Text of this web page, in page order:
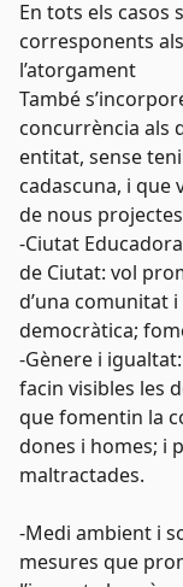
En tots els casos
corresponents
l’atorgament
També
concurrència als
entitat, sense
cadascuna, i
de nous
-Ciutat
de Ciutat: vol
d’una comunitat
democràtica;
-Gènere i
facin visibles les
que fomentin la
dones i homes; i
maltractades.
-Medi ambient i
mesures que